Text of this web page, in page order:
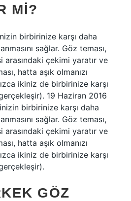
MI?
birbirinize karşı daha
sağlar. Göz teması,
çekimi yaratır ve
hatta aşık olmanızı
ikiniz de birbirinize karşı
19 Haziran 2016
birbirinize karşı daha
sağlar. Göz teması,
çekimi yaratır ve
hatta aşık olmanızı
ikiniz de birbirinize karşı
GÖZ